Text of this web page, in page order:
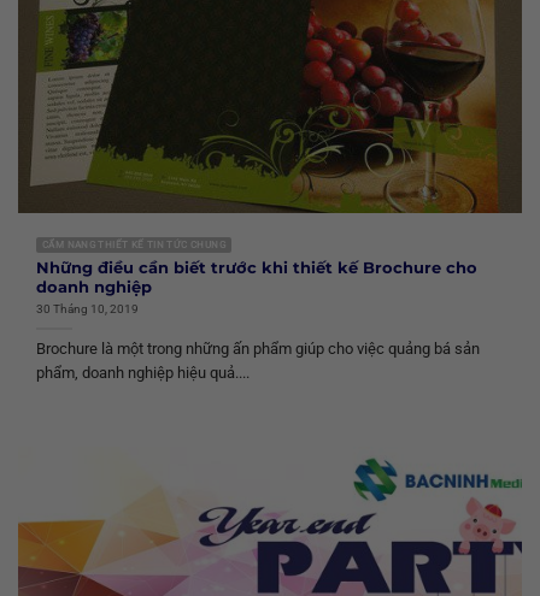
CẨM NANG THIẾT KẾ TIN TỨC CHUNG
Những điều cần biết trước khi thiết kế Brochure cho
doanh nghiệp
30 Tháng 10, 2019
Brochure là một trong những ấn phẩm giúp cho việc quảng bá sản
phẩm, doanh nghiệp hiệu quả....